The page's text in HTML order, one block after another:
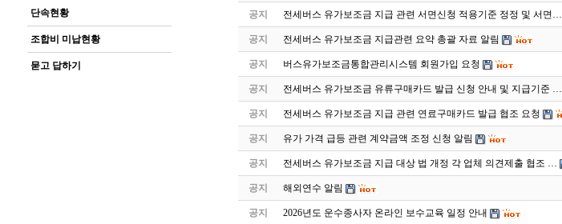
단속현황
조합비 미납현황
묻고 답하기
공지 전세버스 유가보조금 지급 관련 서면신청 적용기준 정정 및 서면…
공지 전세버스 유가보조금 지급관련 요약 총괄 자료 알림
공지 버스유가보조금통합관리시스템 회원가입 요청
공지 전세버스 유가보조금 유류구매카드 발급 신청 안내 및 지급기준 …
공지 전세버스 유가보조금 지급 관련 연료구매카드 발급 협조 요청
공지 유가 가격 급등 관련 계약금액 조정 신청 알림
공지 전세버스 유가보조금 지급 대상 법 개정 각 업체 의견제출 협조 …
공지 해외연수 알림
공지 2026년도 운수종사자 온라인 보수교육 일정 안내